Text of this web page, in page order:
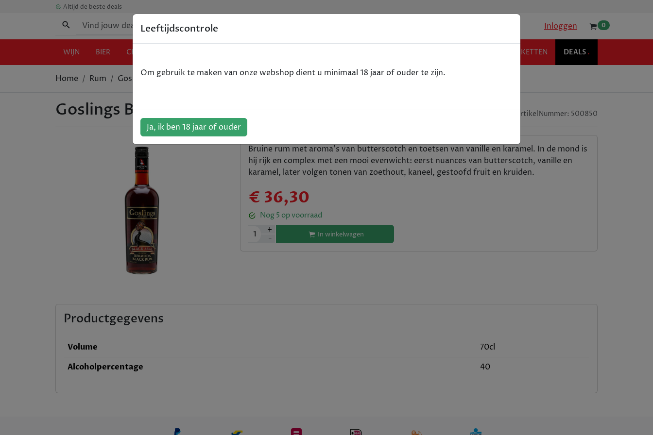
Altijd de beste deals
Inloggen 0
WIJN BIER CHAMPAGNE RELATIEPAKKETTEN DEALS .
Home Rum Goslings Black Seal Bermuda - 70cl
Goslings Black Seal Bermuda - 70cl ArtikelNummer: 500850
Bruine rum met aroma's van butterscotch en toetsen van vanille en karamel. In de mond is
hij rijk en complex met een mooi evenwicht: eerst nuances van butterscotch, vanille en
karamel, later volgen tonen van zoethout, kaneel, gestoofd fruit en kruiden.
€ 36,30
Nog5 op voorraad
1
+
-
In winkelwagen
Productgegevens
Volume
70cl
Alcoholpercentage
40
Leeftijdscontrole
Om gebruik te maken van onze webshop dient u minimaal 18 jaar of ouder te zijn.
Ja, ik ben 18 jaar of ouder